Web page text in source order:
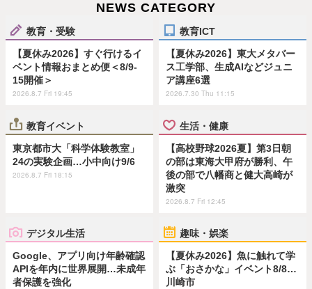
NEWS CATEGORY
教育・受験
【夏休み2026】すぐ行けるイ
ベント情報おまとめ便＜8/9-
15開催＞
2026.8.7 Fri 19:45
教育ICT
【夏休み2026】東大メタバー
ス工学部、生成AIなどジュニ
ア講座6選
2026.7.30 Thu 11:15
教育イベント
東京都市大「科学体験教室」
24の実験企画…小中向け9/6
2026.8.7 Fri 18:15
生活・健康
【高校野球2026夏】第3日朝
の部は東海大甲府が勝利、午
後の部で八幡商と健大高崎が
激突
2026.8.7 Fri 12:45
デジタル生活
Google、アプリ向け年齢確認
APIを年内に世界展開…未成年
者保護を強化
趣味・娯楽
【夏休み2026】魚に触れて学
ぶ「おさかな」イベント8/8…
川崎市